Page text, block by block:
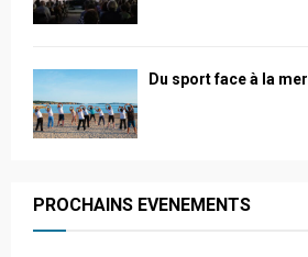
Du sport face à la mer
PROCHAINS EVENEMENTS